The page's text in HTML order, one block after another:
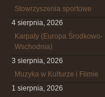
Stowrzyszenia sportowe
4 sierpnia, 2026
Karpaty (Europa Środkowo-
Wschodnia)
3 sierpnia, 2026
Muzyka w Kulturze i Filmie
1 sierpnia, 2026